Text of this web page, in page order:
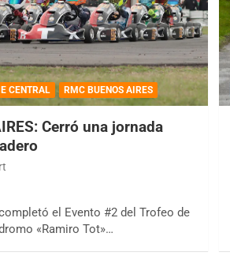
CENTRAL RMC BUENOS AIRES
Cerró una jornada
el Evento #2 del Trofeo de
«Ramiro Tot»…